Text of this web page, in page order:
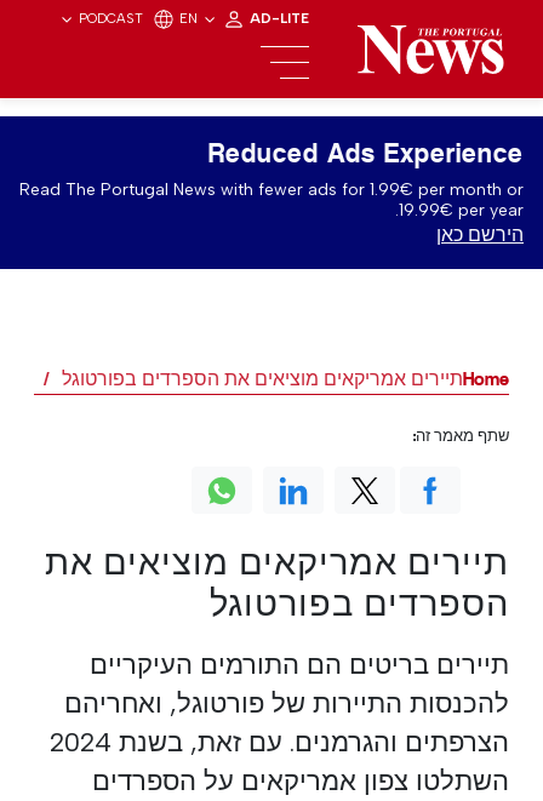
PODCAST EN AD-LITE
Reduced Ads Experience
Read The Portugal News with fewer ads for 1.99€ per month or
19.99€ per year.
הירשם כאן
Homeתיירים אמריקאים מוציאים את הספרדים בפורטוגל
תיירים אמריקאים מוציאים את
הספרדים בפורטוגל
תיירים בריטים הם התורמים העיקריים
להכנסות התיירות של פורטוגל, ואחריהם
הצרפתים והגרמנים. עם זאת, בשנת 2024
השתלטו צפון אמריקאים על הספרדים
שתף מאמר זה: